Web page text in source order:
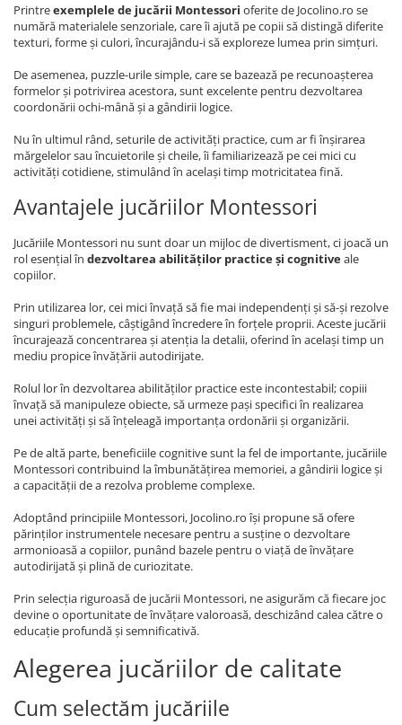
Printreexemplele de jucării Montessori oferite de Jocolino.ro se
numără materialele senzoriale, care îi ajută pe copii să distingă diferite
texturi, forme și culori, încurajându-i să exploreze lumea prin simțuri.
De asemenea, puzzle-urile simple, care se bazează pe recunoașterea
formelor și potrivirea acestora, sunt excelente pentru dezvoltarea
coordonării ochi-mână și a gândirii logice.
Nu în ultimul rând, seturile de activități practice, cum ar fi înșirarea
mărgelelor sau încuietorile și cheile, îi familiarizează pe cei mici cu
activități cotidiene, stimulând în același timp motricitatea fină.
Avantajele jucăriilor Montessori
Jucăriile Montessori nu sunt doar un mijloc de divertisment, ci joacă un
rol esențial în dezvoltarea abilităților practice și cognitiveale
copiilor.
Prin utilizarea lor, cei mici învață să fie mai independenți și să-și rezolve
singuri problemele, câștigând încredere în forțele proprii. Aceste jucării
încurajează concentrarea și atenția la detalii, oferind în același timp un
mediu propice învățării autodirijate.
Rolul lor în dezvoltarea abilităților practice este incontestabil; copiii
învață să manipuleze obiecte, să urmeze pași specifici în realizarea
unei activități și să înțeleagă importanța ordonării și organizării.
Pe de altă parte, beneficiile cognitive sunt la fel de importante, jucăriile
Montessori contribuind la îmbunătățirea memoriei, a gândirii logice și
a capacității de a rezolva probleme complexe.
Adoptând principiile Montessori, Jocolino.ro își propune să ofere
părinților instrumentele necesare pentru a susține o dezvoltare
armonioasă a copiilor, punând bazele pentru o viață de învățare
autodirijată și plină de curiozitate.
Prin selecția riguroasă de jucării Montessori, ne asigurăm că fiecare joc
devine o oportunitate de învățare valoroasă, deschizând calea către o
educație profundă și semnificativă.
Alegerea jucăriilor de calitate
Cum selectăm jucăriile